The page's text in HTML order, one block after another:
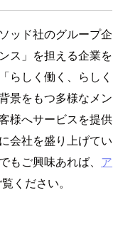
ッド社のグループ企
ス」を担える企業を
らしく働く、らしく
景をもつ多様なメン
様へサービスを提供
会社を盛り上げてい
ご興味あれば、 ア
ください。